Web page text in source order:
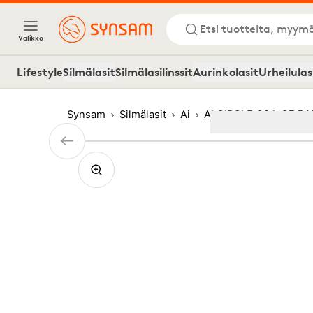
Valikko
Etsi tuotteita,
LifestyleSilmälasitSilmälasilinssitAurinkolasit
Synsam Silmälasit Ai Ai CIRCLE O3 L C7